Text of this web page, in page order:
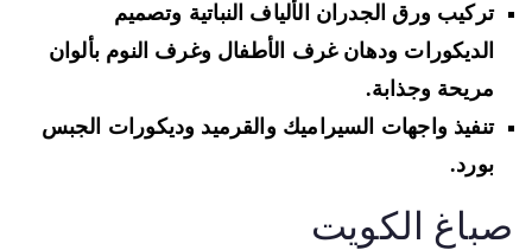
تركيب ورق الجدران
الألياف النباتية وتصميم
الديكورات ودهان غرف الأطفال وغرف النوم بألوان
مريحة وجذابة.
تنفيذ واجهات السيراميك والقرميد وديكورات الجبس
بورد.
الكويت